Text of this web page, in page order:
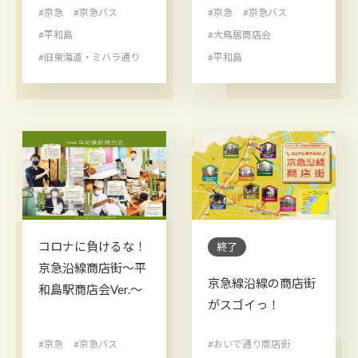
#京急
#京急バス
#平和島
#旧東海道・ミハラ通り
#京急
#京急バス
#大鳥居商店会
#平和島
コロナに負けるな！
京急沿線商店街～平
和島駅商店会Ver.～
#京急 #京急バス
終了
京急線沿線の商店街
がスゴイっ！
#おいで通り商店街